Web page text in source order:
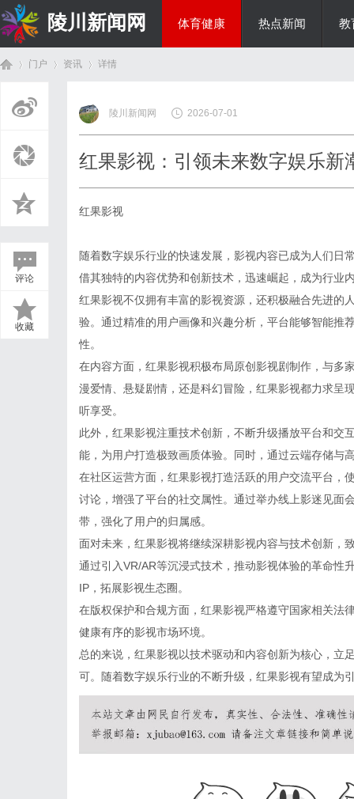
陵川新闻网 体育健康 热点新闻 教
门户 资讯
›
详情
评论
收藏
陵川新闻网 2026-07-01
红果影视：引领未来数字娱乐新
红果影视
随着数字娱乐行业的快速发展，影视内容已成为人们日
借其独特的内容优势和创新技术，迅速崛起，成为行业
红果影视不仅拥有丰富的影视资源，还积极融合先进的
验。通过精准的用户画像和兴趣分析，平台能够智能推
性。
在内容方面，红果影视积极布局原创影视剧制作，与多
漫爱情、悬疑剧情，还是科幻冒险，红果影视都力求呈
听享受。
此外，红果影视注重技术创新，不断升级播放平台和交
能，为用户打造极致画质体验。同时，通过云端存储与
在社区运营方面，红果影视打造活跃的用户交流平台，
讨论，增强了平台的社交属性。通过举办线上影迷见面
带，强化了用户的归属感。
面对未来，红果影视将继续深耕影视内容与技术创新，
通过引入VR/AR等沉浸式技术，推动影视体验的革命性
IP，拓展影视生态圈。
在版权保护和合规方面，红果影视严格遵守国家相关法
健康有序的影视市场环境。
总的来说，红果影视以技术驱动和内容创新为核心，立
可。随着数字娱乐行业的不断升级，红果影视有望成为